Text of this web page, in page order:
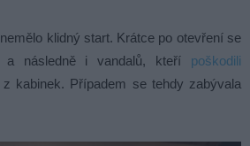
klidný start. Krátce po otevření se
a následně i vandalů, kteří poškodili
kabinek. Případem se tehdy zabývala